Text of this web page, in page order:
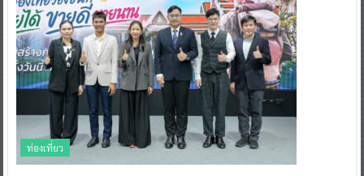
ท่องเที่ยว